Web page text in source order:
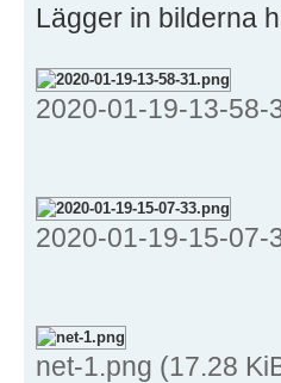
Lägger in bilderna
2020-01-19-13-58-
2020-01-19-15-07-
net-1.png (17.28